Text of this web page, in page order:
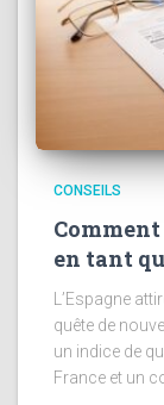
CONSEILS
en tant
L’Espagne
quête de
un indice de
France et un